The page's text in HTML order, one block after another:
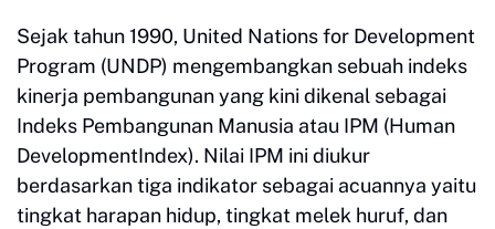
Sejak tahun 1990, United Nations for Development
Program (UNDP) mengembangkan sebuah indeks
kinerja pembangunan yang kini dikenal sebagai
Indeks Pembangunan Manusia atau IPM (Human
DevelopmentIndex). Nilai IPM ini diukur
berdasarkan tiga indikator sebagai acuannya yaitu
tingkat harapan hidup, tingkat melek huruf, dan